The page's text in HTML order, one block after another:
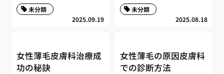
2025.09.19
未分類
2025.08.18
未分類
女性薄毛皮膚科治療成
功の秘訣
女性薄毛の原因皮膚科
での診断方法